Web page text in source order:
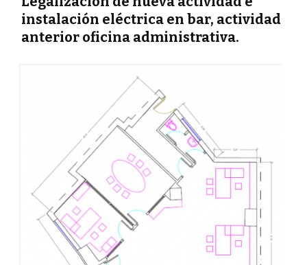
instalación eléctrica en bar, actividad
anterior oficina administrativa.